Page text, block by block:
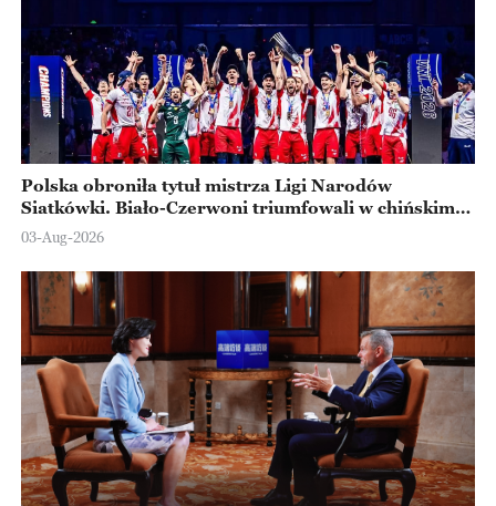
Polska obroniła tytuł mistrza Ligi Narodów
Siatkówki. Biało-Czerwoni triumfowali w chińskim
Ningbo
03-Aug-2026